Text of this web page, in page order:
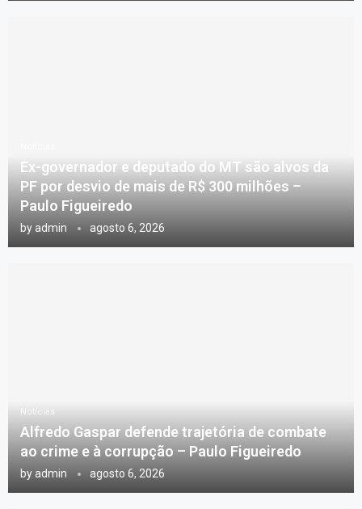
Ex-governador e deputado do MT são alvos da
PF por desvio de mais de R$ 300 milhões –
Paulo Figueiredo
by admin agosto 6, 2026
Notícias
Alfredo Gaspar defende trajetória de combate
ao crime e à corrupção – Paulo Figueiredo
byadmin agosto 6, 2026